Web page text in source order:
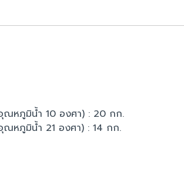
ณหภูมิน้ำ 10 องศา) : 20 กก.
หภูมิน้ำ 21 องศา) : 14 กก.